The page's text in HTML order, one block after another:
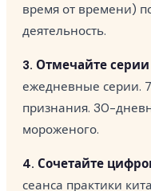
время от времени)
деятельность.
3. Отмечайте серии
ежедневные серии.
признания. 30-
мороженого.
4. Сочетайте
сеанса практики